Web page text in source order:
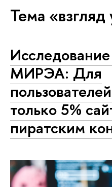
Тема «взгляд
МИРЭА: Для
только 5%
пиратским